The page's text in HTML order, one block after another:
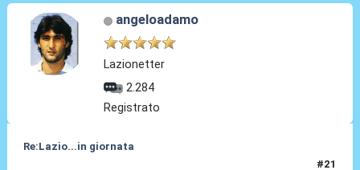
angeloadamo
Lazionetter
2.284
Registrato
Re:Lazio...in giornata
#21